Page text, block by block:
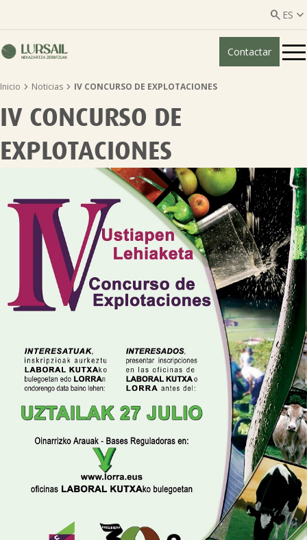
 ES 
ES
Quiénes somos
Servicios ganadería
Servicios agricultura
Entidades asociadas
Noticias
Tablón de anuncios
Lursail Market
Contactar
Inicio  Noticias  IV CONCURSO DE EXPLOTACIONES
IV CONCURSO DE
EXPLOTACIONES